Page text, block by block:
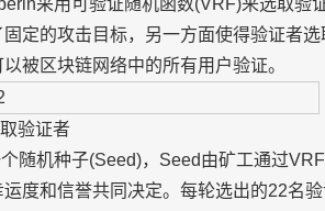
采用可验证随机函数(VRF)来选取验
定的攻击目标，另一方面使得验证者选
被区块链网络中的所有用户验证。
验证者
随机种子(Seed)，Seed由矿工通过VRF
度和信誉共同决定。每轮选出的22名